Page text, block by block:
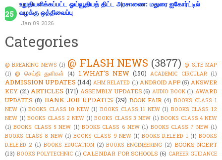
உறுதியளிக்கப்பட்ட ஓய்வூதியத் திட்ட அரசாணை: மதுரை ஐகோர்ட்டில்
வழக்கு ஒத்திவைப்பு
Jan 09 2026
Categories
@ BREAKING NEWS (1) @ FLASH NEWS (3877) @ SITE MAP
(1) @ செய்தி துளிகள் (4) 1.WHAT'S NEW (150) ACADEMIC CIRCULAR (1)
ADMISSION UPDATES (144) AHM RELATED (1) ANDROID APP (5) ANSWER
KEY (21) ARTICLES (171) ASSEMBLY UPDATES (6) AUDIO BOOK (1) AWARD
UPDATES (8) BANK JOB UPDATES (29) BOOK FAIR (4) BOOKS CLASS 1
NEW (1) BOOKS CLASS 10 NEW (1) BOOKS CLASS 11 NEW (1) BOOKS CLASS 12
NEW (1) BOOKS CLASS 2 NEW (1) BOOKS CLASS 3 NEW (1) BOOKS CLASS 4 NEW
(1) BOOKS CLASS 5 NEW (1) BOOKS CLASS 6 NEW (1) BOOKS CLASS 7 NEW (1)
BOOKS CLASS 8 NEW (1) BOOKS CLASS 9 NEW (1) BOOKS D.ELE.ED 1 (1) BOOKS
D.ELE.ED 2 (1) BOOKS EDUCATION (2) BOOKS ENGINEERING (2) BOOKS NCERT
(13) BOOKS POLYTECHNIC (1) CALENDAR FOR SCHOOLS (6) CAREER GUIDANCE